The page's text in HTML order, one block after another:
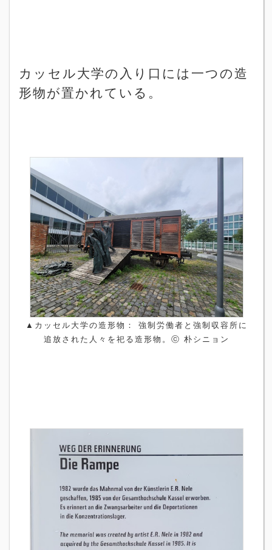
カッセル大学の入り口には一つの造
形物が置かれている。
▲ カッセル大学の造形物： 強制労働者と強制収容所に
追放された人々を祀る造形物。 ⓒ 朴シニョン